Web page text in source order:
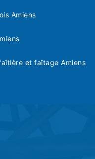
Amiens
et faîtage Amiens